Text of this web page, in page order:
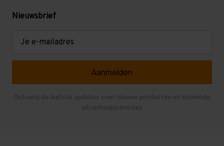
Levering en afhalen
Mezzanine
Gebruikte entresolvloeren
Nieuwsbrief
Ontvang de laatste updates over nieuwe producten en komende
uitverkoopperiodes